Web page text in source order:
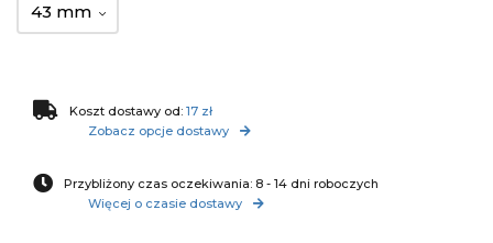
43 mm
Koszt dostawy od: 17 zł
Zobacz opcje dostawy
Przybliżony czas oczekiwania: 8 - 14 dni roboczych
Więcej o czasie dostawy